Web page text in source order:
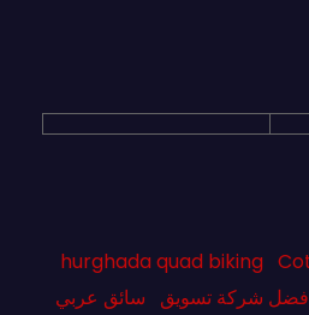
hurghada quad biking
شركة تسويق
سائق عربي